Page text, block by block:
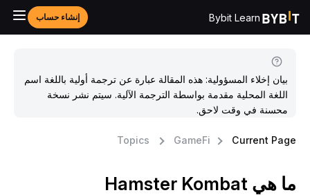
Bybit Learn إنشاء حساب
بيان إخلاء المسؤولية: هذه المقالة عبارة عن ترجمة أولية باللغة اسم
اللغة المحلية مقدمة بواسطة الترجمة الآلية. سيتم نشر نسخة
محسنة في وقت لاحق.
Topics GameFi Current
ما هي Hamster Kombat